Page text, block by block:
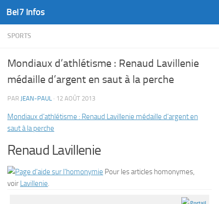
Skip to content
Bel7 Infos
SPORTS
Mondiaux d’athlétisme : Renaud Lavillenie
médaille d’argent en saut à la perche
PAR JEAN-PAUL · 12 AOÛT 2013
Mondiaux d’athlétisme : Renaud Lavillenie médaille d’argent en
saut à la perche
Renaud Lavillenie
Pour les articles homonymes,
voir Lavillenie.